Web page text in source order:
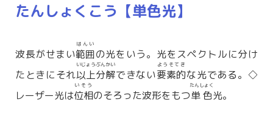
たんしょくこう【単色光】
波長がせまい範囲
はんい
の光をいう。光をスペクトルに分け
たときにそれ以上分解
いじょうぶんかい
できない要素的
ようそてき
な光である。◇
レーザー光は位相
いそう
のそろった波形をもつ単色
たんしょく
光。